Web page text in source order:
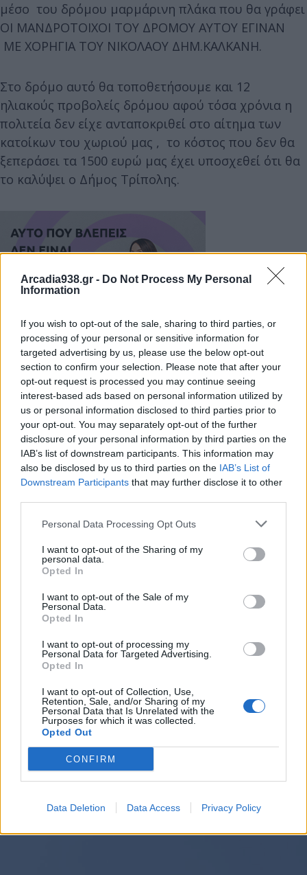
Arcadia938.gr - Do Not Process My Personal
Information
If you wish to opt-out of the sale, sharing to third parties, or
processing of your personal or sensitive information for
targeted advertising by us, please use the below opt-out
section to confirm your selection. Please note that after your
opt-out request is processed you may continue seeing
interest-based ads based on personal information utilized by
us or personal information disclosed to third parties prior to
your opt-out. You may separately opt-out of the further
disclosure of your personal information by third parties on the
IAB’s list of downstream participants. This information may
also be disclosed by us to third parties on the IAB’s List of
Downstream Participants that may further disclose it to other
Personal Data Processing Opt Outs
I want to opt-out of the Sharing of my
personal data.
Opted In
I want to opt-out of the Sale of my
Personal Data.
Opted In
I want to opt-out of processing my
Personal Data for Targeted Advertising.
Opted In
I want to opt-out of Collection, Use,
Retention, Sale, and/or Sharing of my
Personal Data that Is Unrelated with the
Purposes for which it was collected.
Opted Out
CONFIRM
Data Deletion Data Access Privacy Policy
μέσο του δρόμου μαρμάρινη πλάκα που θα γράφει
ΟΙ ΜΑΝΔΡΟΤΟΙΧΟΙ ΤΟΥ ΔΡΟΜΟΥ ΑΥΤΟΥ ΕΓΙΝΑΝ
ΜΕ ΧΟΡΗΓΙΑ ΤΟΥ ΝΙΚΟΛΑΟΥ ΔΗΜ.ΚΑΛΚΑΝΗ.
Στο δρόμο αυτό θα τοποθετήσουμε και 12
ηλιακούς προβολείς δρόμου αφού τόσα χρόνια η
πολιτεία δεν είχε ανταποκριθεί στο αίτημα των
κατοίκων του χωριού μας , το κόστος που δεν θα
ξεπεράσει τα 1500 ευρώ μας έχει υποσχεθεί ότι θα
το καλύψει ο Δήμος Τρίπολης.
Μετά την ολοκλήρωση του έργου ο δρόμος πρέπει
να ασφαλτοστρωθεί και ελπίζουμε αυτό να το
αναλάβει ο Δήμος μας.
Στο μέλλον θα εργασθούμε για την κατασκευή
ΜΗΤΡΟΘΑΝΑΣΗ μέχρι σπίτι ΤΣΙΑΓΚΙΡΗ [Σήμερα
Κ.Χατζή]
υπολογίζουμε ότι το συνολικό κόστος θα μειωθεί
κατά 2.000 ευρώ και θα προτείνουμε στον
ΝΙΚ.ΚΑΛΚΑΝΗ να τα διαθέσει για την πλακόστρωση
και του άλλου κεντρικού διαδρόμου στο
ΠΟΛΙΤΙΣΤΙΚΟΣ ΣΥΛΛΟΓΟΣ ΠΑΠΑΡΗ ΤΟ
ΟΡΕΣΘΑΣΙΟΝ